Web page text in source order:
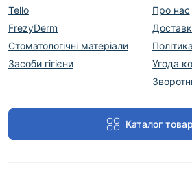
Tello
FrezyDerm
Стоматологічні матеріали
Засоби гігієни
Про нас
Угода
Каталог